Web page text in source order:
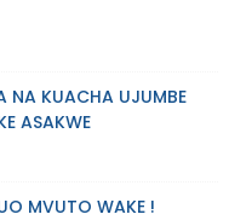
NA KUACHA UJUMBE
ASAKWE
MVUTO WAKE !